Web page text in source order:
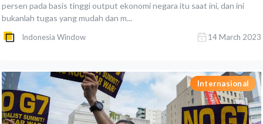
persen pada basis tinggi output ekonomi negara itu saat ini, dan ini
bukanlah tugas yang mudah dan m...
Indonesia Window 14 March 2023
Internasional